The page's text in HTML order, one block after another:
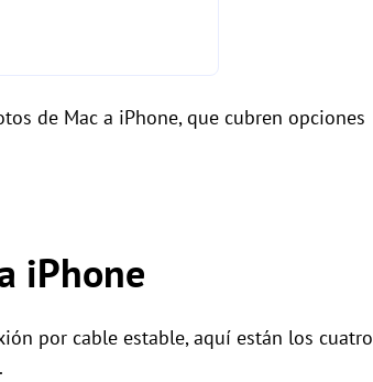
de Mac a iPhone, que cubren opciones
iPhone
por cable estable, aquí están los cuatro